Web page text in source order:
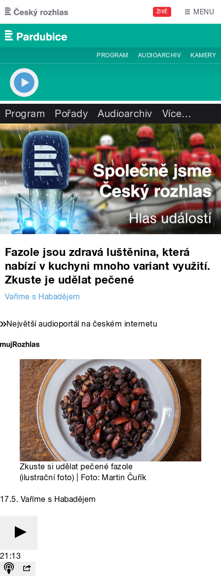
Přejít k hlavnímu obsahu
ŽIVĚ MENU
PROGRAM AUDIOARCHIV KAMERY
Program Pořady Audioarchiv Více…
Fazole jsou zdravá luštěnina, která
nabízí v kuchyni mnoho variant využití.
Zkuste je udělat pečené
Vaříme s Habadějem
Největší audioportál na českém internetu
Zkuste si udělat pečené fazole
(ilustrační foto) | Foto: Martin Čuřík
17.5. Vaříme s Habadějem
21:13